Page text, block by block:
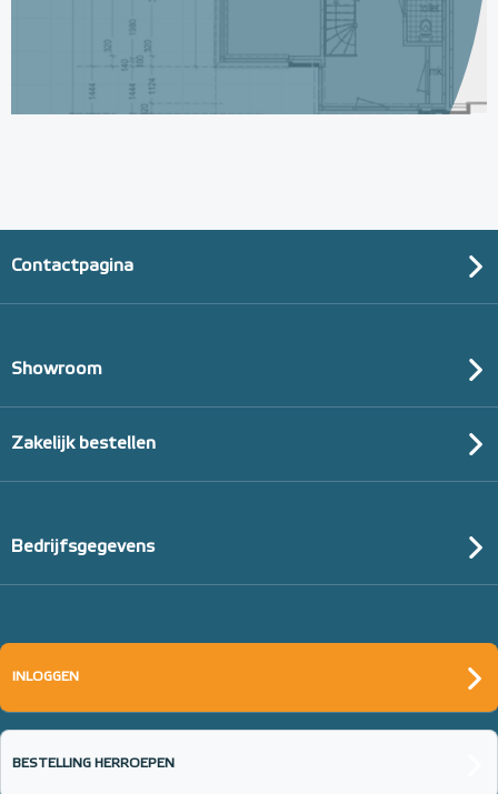
Contactpagina
Showroom
Zakelijk bestellen
Bedrijfsgegevens
INLOGGEN
BESTELLING HERROEPEN